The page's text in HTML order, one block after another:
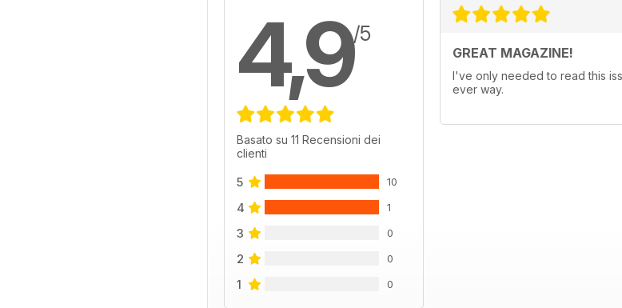
4,9/5
Basato su 11 Recensioni dei
clienti
5 10
4 1
3 0
2 0
1 0
GREAT MAGAZINE!
I've only needed to read this
ever way.